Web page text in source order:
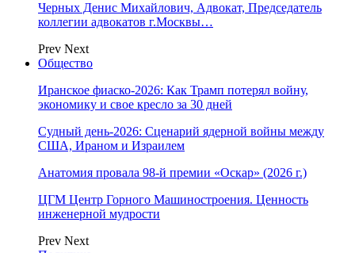
Черных Денис Михайлович, Адвокат, Председатель
коллегии адвокатов г.Москвы…
Prev Next
Общество
Иранское фиаско-2026: Как Трамп потерял войну,
экономику и свое кресло за 30 дней
Судный день-2026: Сценарий ядерной войны между
США, Ираном и Израилем
Анатомия провала 98-й премии «Оскар» (2026 г.)
ЦГМ Центр Горного Машиностроения. Ценность
инженерной мудрости
Prev Next